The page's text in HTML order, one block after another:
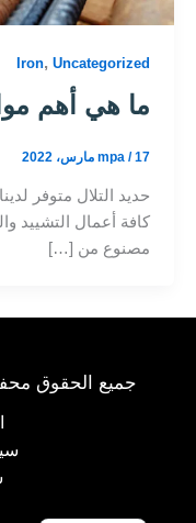
Iron,Uncategorized
ما هي أهم
mpa/17 مارس، 2022
حديد التلال متوفر
كافة أعمال التشييد
مصنوع من […]
جميع الحقوق